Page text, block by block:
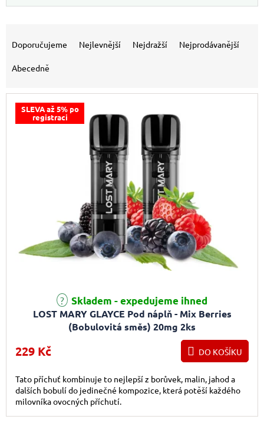
Doporučujeme Nejlevnější Nejdražší Nejprodávanější
Abecedně
SLEVA až 5% po
registraci
LOST MARY GLAYCE Pod náplň - Mix Berries
(Bobulovitá směs) 20mg 2ks
Skladem - expedujeme ihned
229 Kč DO KOŠÍKU
Tato příchuť kombinuje to nejlepší z borůvek, malin, jahod a
dalších bobulí do jedinečné kompozice, která potěší každého
milovníka ovocných příchutí.